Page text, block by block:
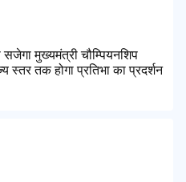
मुख्यमंत्री चौम्पियनशिप
स्तर तक होगा प्रतिभा का प्रदर्शन